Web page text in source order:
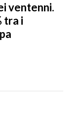
ventenni.
tra i